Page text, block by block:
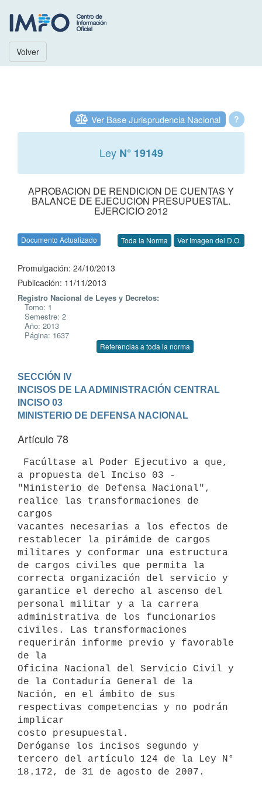
Volver
?
Ver Base Jurisprudencia Nacional
Ley N° 19149
APROBACION DE RENDICION DE CUENTAS Y
BALANCE DE EJECUCION PRESUPUESTAL.
EJERCICIO 2012
Documento Actualizado Toda la Norma Ver Imagen del D.O.
Promulgación: 24/10/2013
Publicación: 11/11/2013
Registro Nacional de Leyes y Decretos:
Tomo: 1
Semestre: 2
Año: 2013
Página: 1637
Referencias a toda la norma
SECCIÓN IV
INCISOS DE LA ADMINISTRACIÓN CENTRAL
INCISO 03
MINISTERIO DE DEFENSA NACIONAL
Artículo 78
a propuesta del Inciso 03 -
"Ministerio de Defensa Nacional",
realice las transformaciones de
cargos
vacantes necesarias a los efectos de
restablecer la pirámide de cargos
militares y conformar una estructura
de cargos civiles que permita la
correcta organización del servicio y
garantice el derecho al ascenso del
personal militar y a la carrera
administrativa de los funcionarios
civiles. Las transformaciones
requerirán informe previo y favorable
de la
Oficina Nacional del Servicio Civil y
de la Contaduría General de la
Nación, en el ámbito de sus
respectivas competencias y no podrán
implicar
costo presupuestal.
Deróganse los incisos segundo y
tercero del artículo 124 de la Ley N°